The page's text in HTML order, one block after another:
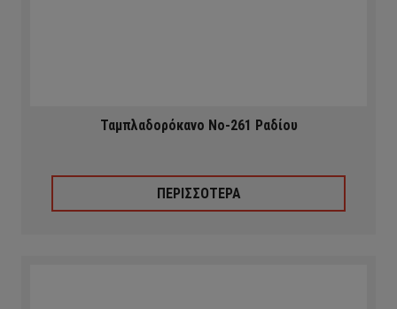
Ταμπλαδορόκανο Νο-261 Ραδίου
ΠΕΡΙΣΣΟΤΕΡΑ